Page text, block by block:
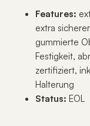
Features:
extra
gummierte
Festigkeit,
zertifiziert,
Halterung
Status: EOL